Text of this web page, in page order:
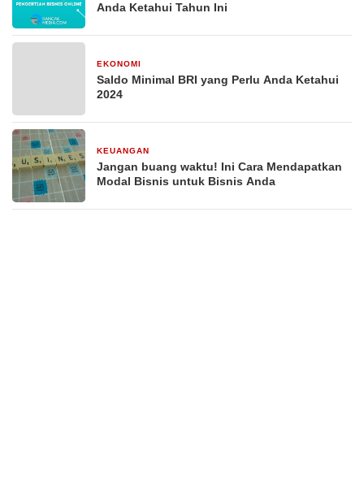
Anda Ketahui Tahun Ini
EKONOMI
Saldo Minimal BRI yang Perlu Anda Ketahui
2024
KEUANGAN
Jangan buang waktu! Ini Cara Mendapatkan
Modal Bisnis untuk Bisnis Anda